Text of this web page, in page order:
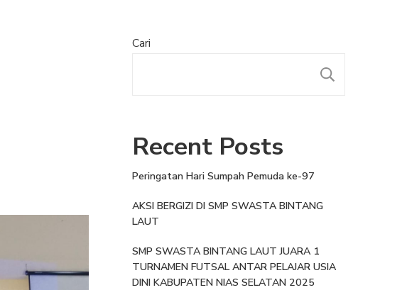
Cari
Recent Posts
Peringatan Hari Sumpah Pemuda ke-97
AKSI BERGIZI DI SMP SWASTA BINTANG
LAUT
SMP SWASTA BINTANG LAUT JUARA 1
TURNAMEN FUTSAL ANTAR PELAJAR USIA
DINI KABUPATEN NIAS SELATAN 2025